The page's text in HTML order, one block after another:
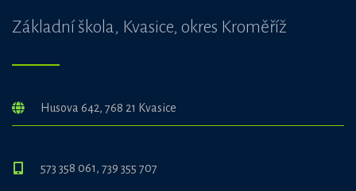
Základní škola, Kvasice, okres Kroměříž
Husova 642, 768 21 Kvasice
573 358 061, 739 355 707